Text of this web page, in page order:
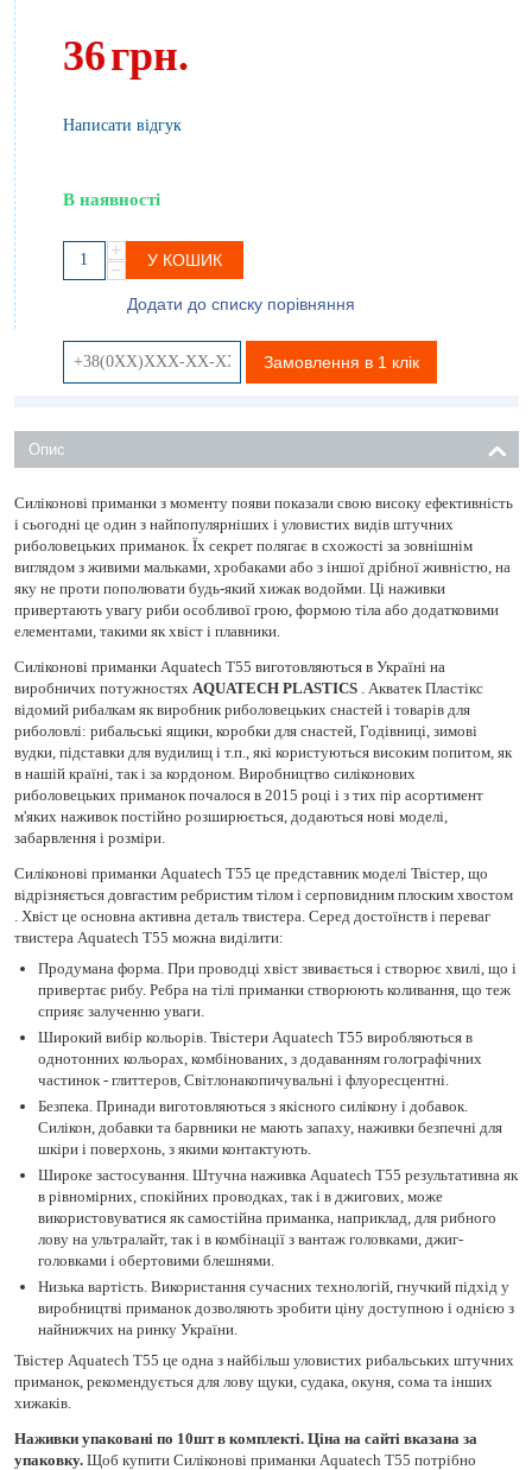
36грн.
Написати відгук
В наявності
+
−
У КОШИК
Додати до списку порівняння
Замовлення в 1 клік
Опис
Силіконові приманки з моменту появи показали свою високу ефективність
і сьогодні це один з найпопулярніших і уловистих видів штучних
риболовецьких приманок. Їх секрет полягає в схожості за зовнішнім
виглядом з живими мальками, хробаками або з іншої дрібної живністю, на
яку не проти пополювати будь-який хижак водойми. Ці наживки
привертають увагу риби особливої ​​грою, формою тіла або додатковими
елементами, такими як хвіст і плавники.
Силіконові приманки Aquatech Т55 виготовляються в Україні на
виробничих потужностях AQUATECH PLASTICS
. Акватек Пластікс
відомий рибалкам як виробник риболовецьких снастей і товарів для
риболовлі: рибальські ящики, коробки для снастей, Годівниці, зимові
вудки, підставки для вудилищ і т.п., які користуються високим попитом, як
в нашій країні, так і за кордоном. Виробництво силіконових
риболовецьких приманок почалося в 2015 році і з тих пір асортимент
м'яких наживок постійно розширюється, додаються нові моделі,
забарвлення і розміри.
Силіконові приманки Aquatech Т55 це представник моделі Твістер, що
відрізняється довгастим ребристим тілом і серповидним плоским хвостом
. Хвіст це основна активна деталь твистера. Серед достоїнств і переваг
твистера Aquatech Т55 можна виділити:
Продумана форма. При проводці хвіст звивається і створює хвилі, що і
привертає рибу. Ребра на тілі приманки створюють коливання, що теж
сприяє залученню уваги.
Широкий вибір кольорів. Твістери Aquatech Т55 виробляються в
однотонних кольорах, комбінованих, з додаванням голографічних
частинок - глиттеров, Світлонакопичувальні і флуоресцентні.
Безпека. Принади виготовляються з якісного силікону і добавок.
Силікон, добавки та барвники не мають запаху, наживки безпечні для
шкіри і поверхонь, з якими контактують.
Широке застосування. Штучна наживка Aquatech Т55 результативна як
в рівномірних, спокійних проводках, так і в джигових, може
використовуватися як самостійна приманка, наприклад, для рибного
лову на ультралайт, так і в комбінації з вантаж головками, джиг-
головками і обертовими блешнями.
Низька вартість. Використання сучасних технологій, гнучкий підхід у
виробництві приманок дозволяють зробити ціну доступною і однією з
найнижчих на ринку України.
Твістер Aquatech Т55 це одна з найбільш уловистих рибальських штучних
приманок, рекомендується для лову щуки, судака, окуня, сома та інших
хижаків.
Наживки упаковані по 10шт в комплекті. Ціна на сайті вказана за
упаковку. Щоб купити Силіконові приманки Aquatech Т55 потрібно